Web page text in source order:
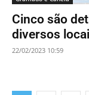
Cinco são
diversos
22/02/2023 10:59